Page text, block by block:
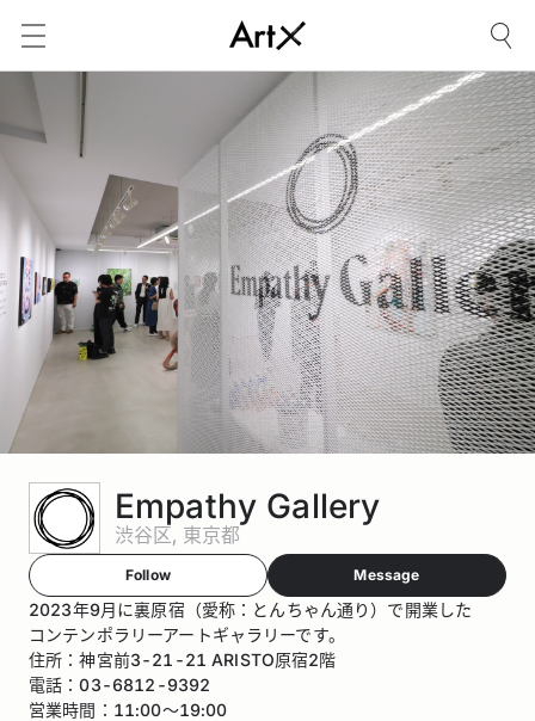
Empathy Gallery
渋谷区, 東京都
Follow Message
2023年9月に裏原宿（愛称：とんちゃん通り）で開業した
コンテンポラリーアートギャラリーです。
住所：神宮前3-21-21 ARISTO原宿2階
電話：03-6812-9392
営業時間：11:00〜19:00